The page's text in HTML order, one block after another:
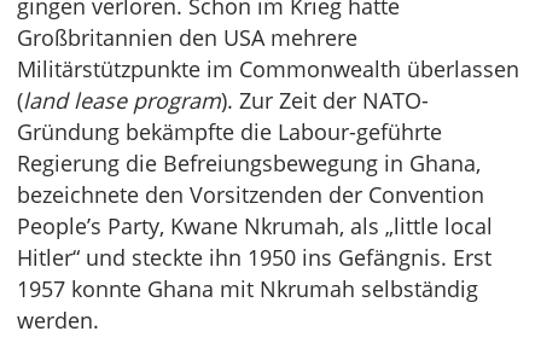
gingen verloren. Schon im Krieg hatte
Großbritannien den USA mehrere
Militärstützpunkte im Commonwealth überlassen
(land lease program). Zur Zeit der NATO-
Gründung bekämpfte die Labour-geführte
Regierung die Befreiungsbewegung in Ghana,
bezeichnete den Vorsitzenden der Convention
People’s Party, Kwane Nkrumah, als „little local
Hitler“ und steckte ihn 1950 ins Gefängnis. Erst
1957 konnte Ghana mit Nkrumah selbständig
werden.